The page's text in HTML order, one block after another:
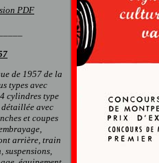
PDF
de 1957 de la
types avec
cylindres type
avec
et coupes
arrière, train
suspensions,